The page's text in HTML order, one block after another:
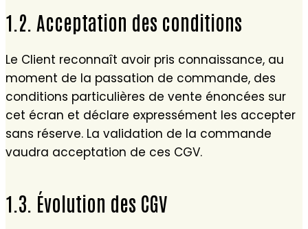
1.2. Acceptation des conditions
Le Client reconnaît avoir pris connaissance, au
moment de la passation de commande, des
conditions particulières de vente énoncées sur
cet écran et déclare expressément les accepter
sans réserve. La validation de la commande
vaudra acceptation de ces CGV.
1.3. Évolution des CGV